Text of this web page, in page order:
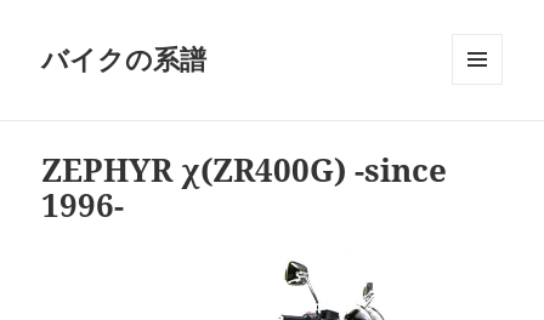
バイクの系譜
ZEPHYR χ(ZR400G) -since
1996-